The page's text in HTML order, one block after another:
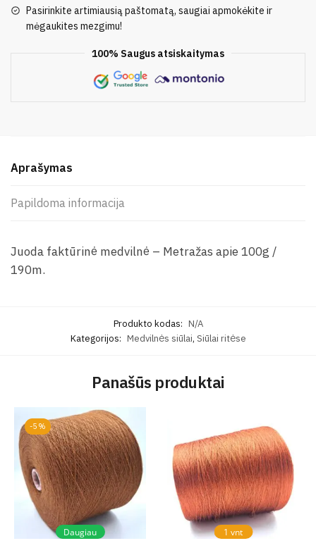
Pasirinkite artimiausią paštomatą, saugiai apmokėkite ir
mėgaukites mezgimu!
100% Saugus atsiskaitymas
Aprašymas
Papildoma informacija
Juoda faktūrinė medvilnė – Metražas apie 100g /
190m.
Produkto kodas: N/A
Kategorijos: Medvilnės siūlai, Siūlai ritėse
Panašūs produktai
-5%
Daugiau 1 vnt